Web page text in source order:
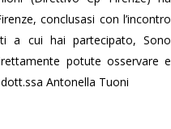
conclusasi con l’incontro
a cui hai partecipato, Sono
potute osservare e
Antonella Tuoni